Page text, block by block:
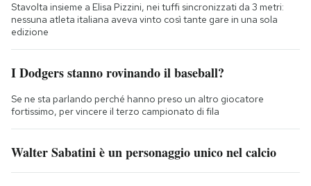
Stavolta insieme a Elisa Pizzini, nei tuffi sincronizzati da 3 metri:
nessuna atleta italiana aveva vinto così tante gare in una sola
edizione
I Dodgers stanno rovinando il baseball?
Se ne sta parlando perché hanno preso un altro giocatore
fortissimo, per vincere il terzo campionato di fila
Walter Sabatini è un personaggio unico nel calcio